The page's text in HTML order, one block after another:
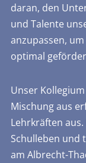
daran, den
und Talente
anzupassen,
optimal
Unser
Mischung aus
Lehrkräften
Schulleben und
am Albrecht-